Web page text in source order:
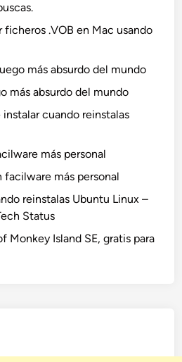
ficheros .VOB en Mac usando
más absurdo del mundo
más absurdo del mundo
instalar cuando reinstalas
más personal
facilware más personal
reinstalas Ubuntu Linux –
Status
Monkey Island SE, gratis para